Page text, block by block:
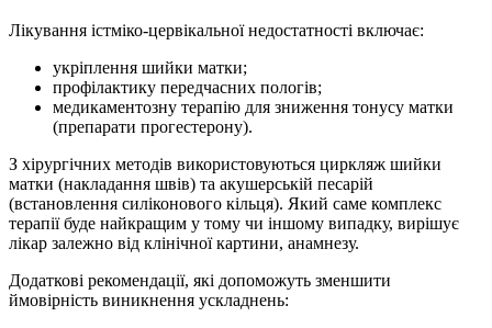
Лікування істміко-цервікальної недостатності включає:
укріплення шийки матки;
профілактику передчасних пологів;
медикаментозну терапію для зниження тонусу матки
(препарати прогестерону).
З хірургічних методів використовуються циркляж шийки
матки (накладання швів) та акушерській песарій
(встановлення силіконового кільця). Який саме комплекс
терапії буде найкращим у тому чи іншому випадку, вирішує
лікар залежно від клінічної картини, анамнезу.
Додаткові рекомендації, які допоможуть зменшити
ймовірність виникнення ускладнень: